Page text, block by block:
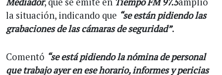
la situación, indicando que “se están pidiendo las
grabaciones de las cámaras de seguridad”.
Comentó “se está pidiendo la nómina de personal
que trabajo ayer en ese horario, informes y pericias